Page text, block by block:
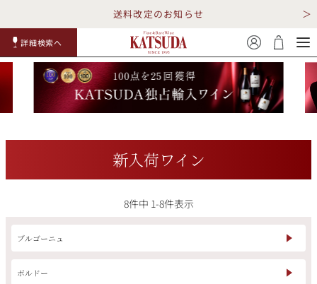
送料改定のお知らせ
詳細検索へ
白ワイ
ン ング ン
RP100
点
詳細検索する
キャンペーン
ショッピングガイド
新入荷ワイン
8件中 1-8件表示
ブルゴーニュ
ボルドー